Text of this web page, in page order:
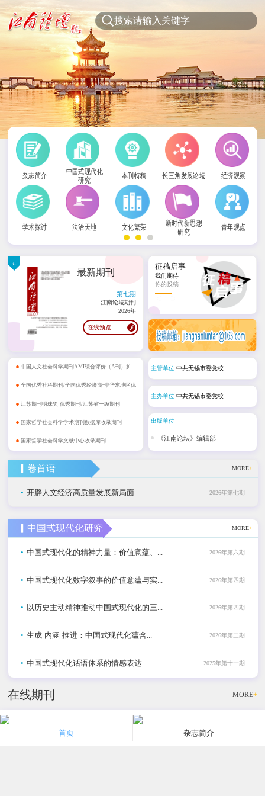
杂志简介
中国式现代化
研究
本刊特稿 长三角发展论坛 经济观察
学术探讨 法治天地 文化繁荣
新时代新思想
研究
青年观点
社科
最新期刊
第七期
江南论坛期刊
2026年
在线预览
征稿启事
我们期待
你的投稿
• 中国人文社会科学期刊AMI综合评价（A刊）扩
展期刊
• 全国优秀社科期刊/全国优秀经济期刊/华东地区优
秀期刊
• 江苏期刊明珠奖·优秀期刊/江苏省一级期刊
• 国家哲学社会科学学术期刊数据库收录期刊
• 国家哲学社会科学文献中心收录期刊
主管单位 中共无锡市委党校
主办单位 中共无锡市委党校
出版单位
《江南论坛》编辑部
▎卷首语 MORE+
• 开辟人文经济高质量发展新局面 2026年第七期
▎中国式现代化研究 MORE+
• 中国式现代化的精神力量：价值意蕴、... 2026年第六期
• 中国式现代化数字叙事的价值意蕴与实... 2026年第四期
• 以历史主动精神推动中国式现代化的三... 2026年第四期
• 生成·内涵·推进：中国式现代化蕴含... 2026年第三期
• 中国式现代化话语体系的情感表达 2025年第十一期
在线期刊 MORE+
首页 杂志简介